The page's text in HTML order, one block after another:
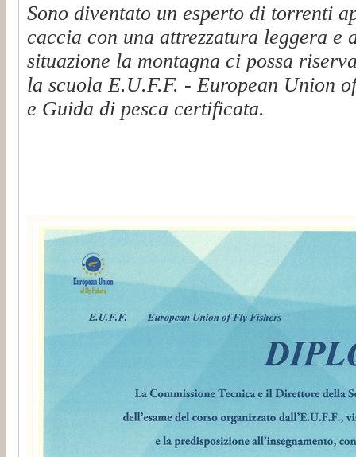
Sono diventato un esperto di torrenti
caccia con una attrezzatura leggera e
situazione la montagna ci possa
la scuola E.U.F.F. - European Union
e Guida di pesca certificata.